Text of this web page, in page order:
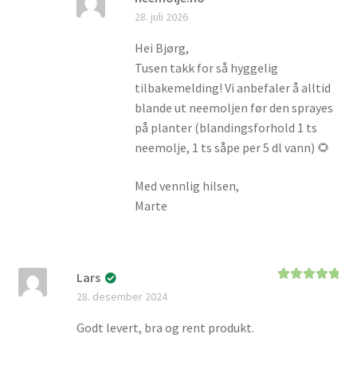
28. juli 2026
Hei Bjørg,
Tusen takk for så hyggelig
tilbakemelding! Vi anbefaler å alltid
blande ut neemoljen før den sprayes
på planter (blandingsforhold 1 ts
neemolje, 1 ts såpe per 5 dl vann) 🌻
Med vennlig hilsen,
Marte
Lars
28. desember 2024
Godt levert, bra og rent produkt.